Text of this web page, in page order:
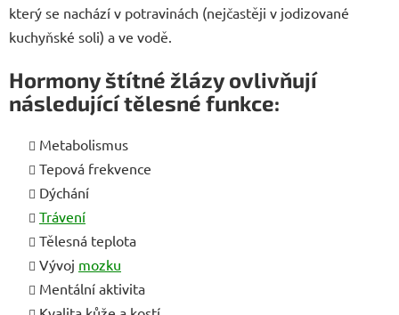
který se nachází v potravinách (nejčastěji v jodizované
kuchyňské soli) a ve vodě.
Hormony štítné žlázy ovlivňují
následující tělesné funkce:
Metabolismus
Tepová frekvence
Dýchání
Trávení
Tělesná teplota
Vývoj mozku
Mentální aktivita